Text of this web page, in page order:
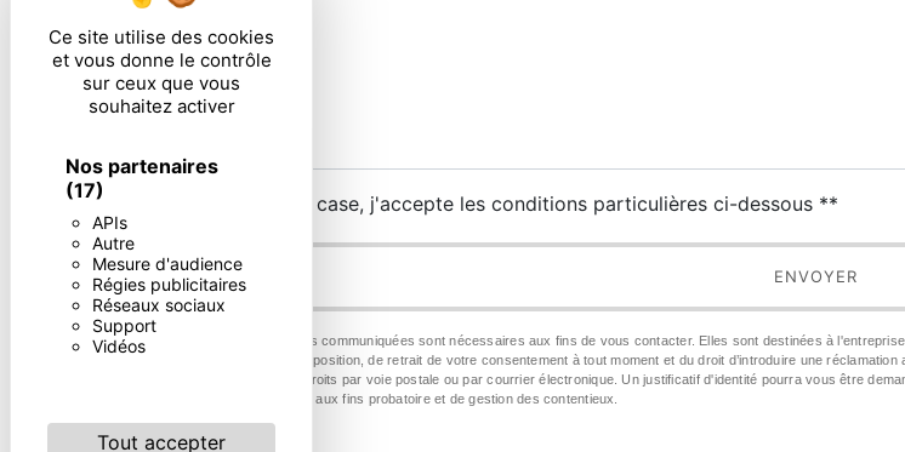
Ce site utilise des cookies
et vous donne le contrôle
sur ceux que vous
souhaitez activer
Nos partenaires
(17)
APIs
Autre
Mesure d'audience
Régies publicitaires
Réseaux sociaux
Support
Vidéos
Tout accepter
En cochant cette case, j'accepte les conditions particulières ci-dessous **
ENVOYER
** Les données personnelles communiquées sont nécessaires aux fins de vous contacter. Elles sont destinées à
portabilité, de limitation, d’opposition, de retrait de votre consentement à tout moment et du droit d’introduire une
Vous pouvez exercer ces droits par voie postale ou par courrier électronique. Un justificatif d'identité pourra vous être
durée de prescription légale aux fins probatoire et de gestion des contentieux.